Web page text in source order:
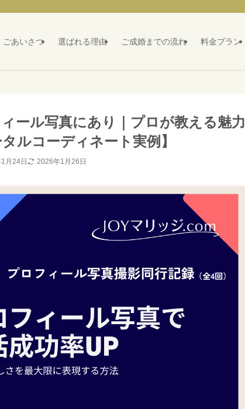
ごあいさつ 選ばれる理由 ご成婚までの流れ 料金プラン
ール写真にあり｜プロが教える魅力
ルコーディネート実例】
月24日 2026年1月26日